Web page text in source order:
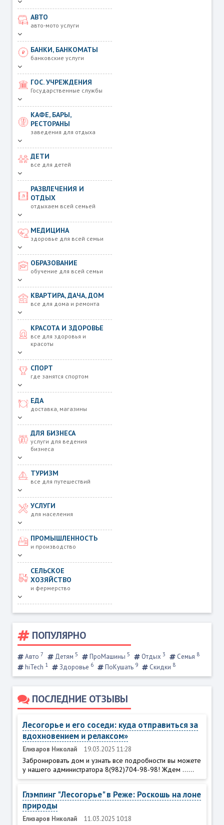
АВТО
авто-мото услуги
БАНКИ, БАНКОМАТЫ
банковские услуги
ГОС. УЧРЕЖДЕНИЯ
Государственные службы
КАФЕ, БАРЫ,
РЕСТОРАНЫ
заведения для отдыха
ДЕТИ
все для детей
РАЗВЛЕЧЕНИЯ И
ОТДЫХ
отдыхаем всей семьей
МЕДИЦИНА
здоровье для всей семьи
ОБРАЗОВАНИЕ
обучение для всей семьи
КВАРТИРА, ДАЧА, ДОМ
все для дома и ремонта
КРАСОТА И ЗДОРОВЬЕ
все для здоровья и
красоты
СПОРТ
где занятся спортом
ЕДА
доставка, магазины
ДЛЯ БИЗНЕСА
услуги для ведения
бизнеса
ТУРИЗМ
все для путешествий
УСЛУГИ
для населения
ПРОМЫШЛЕННОСТЬ
и производство
СЕЛЬСКОЕ
ХОЗЯЙСТВО
и фермерство
ПОПУЛЯРНО
Авто 7 Детям 5 ПроМашины 5 Отдых 3 Семья 8
hiTech 1 Здоровье 6 ПоКушать 9 Скидки 8
ПОСЛЕДНИЕ ОТЗЫВЫ
Лесогорье и его соседи: куда отправиться за
вдохновением и релаксом»
Елизаров Николай 19.03.2025 11:28
Забронировать дом и узнать все подробности вы можете
у нашего администратора 8(982)704-98-98! Ждем ......
Глэмпинг "Лесогорье" в Реже: Роскошь на лоне
природы
Елизаров Николай 11.03.2025 10:18